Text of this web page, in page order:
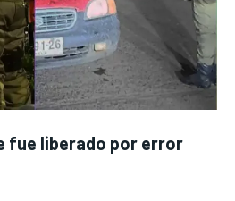
fue liberado por error